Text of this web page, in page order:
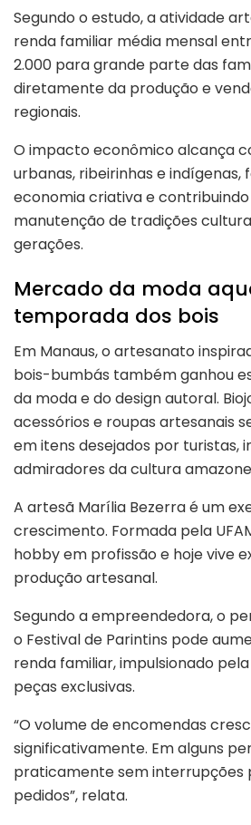
Segundo o estudo, a atividade
renda familiar média mensal
2.000 para grande parte das
diretamente da produção e
regionais.
O impacto econômico alcança
urbanas, ribeirinhas e
economia criativa e
manutenção de tradições
gerações.
Mercado da moda
temporada dos bois
Em Manaus, o artesanato
bois-bumbás também ganhou
da moda e do design autoral.
acessórios e roupas artesanais
em itens desejados por turistas,
admiradores da cultura
A artesã Marília Bezerra é um
crescimento. Formada pela
hobby em profissão e hoje vive
produção artesanal.
Segundo a empreendedora, o
o Festival de Parintins pode
renda familiar, impulsionado
peças exclusivas.
“O volume de encomendas
significativamente. Em alguns
praticamente sem interrupções
pedidos”, relata.